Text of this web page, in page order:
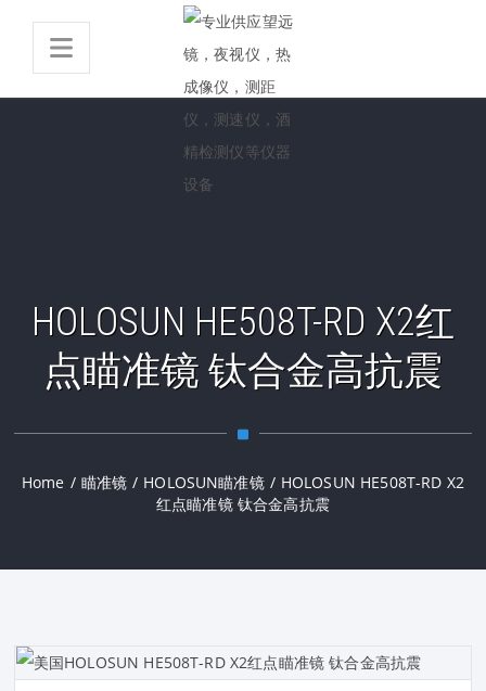
HOLOSUN HE508T-RD X2红
点瞄准镜 钛合金高抗震
Home / 瞄准镜 / HOLOSUN瞄准镜 / HOLOSUN HE508T-RD X2
红点瞄准镜 钛合金高抗震